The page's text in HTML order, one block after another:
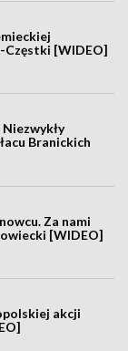
Częstki [WIDEO]
Niezwykły
Branickich
Za nami
[WIDEO]
akcji